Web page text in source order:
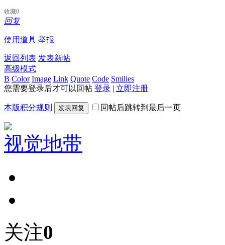
收藏0
回复
使用道具 举报
返回列表 发表新帖
高级模式
B Color Image Link Quote Code Smilies
您需要登录后才可以回帖 登录 | 立即注册
本版积分规则 发表回复 回帖后跳转到最后一页
视觉地带
关注0